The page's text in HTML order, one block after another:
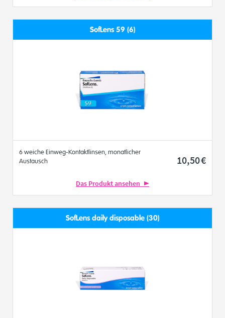
SofLens 59 (6)
6 weiche Einweg-Kontaktlinsen, monatlicher
Austausch
10,50€
Das Produkt ansehen
SofLens daily disposable (30)